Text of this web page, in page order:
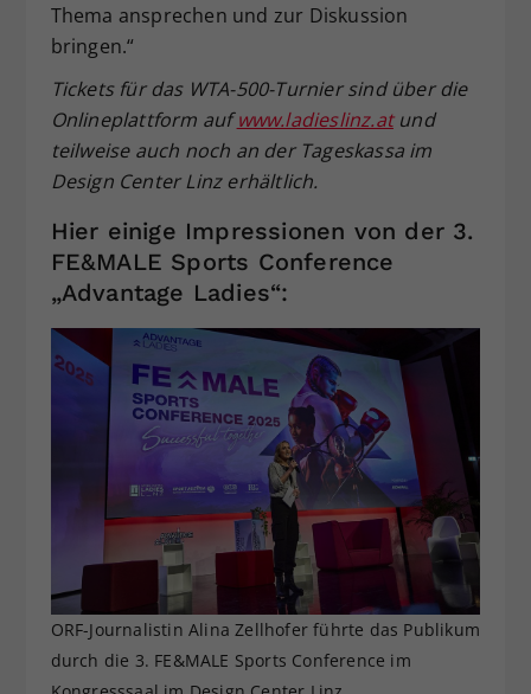
Thema ansprechen und zur Diskussion
bringen.“
Tickets für das WTA-500-Turniersindüber die
Onlineplattform auf www.ladieslinz.atund
teilweise auch noch an der Tageskassaim
Design Center Linz erhältlich.
Hier einige Impressionen von der 3.
FE&MALE Sports Conference
„Advantage Ladies“:
ORF-Journalistin Alina Zellhofer führte das Publikum
durch die 3. FE&MALE Sports Conference im